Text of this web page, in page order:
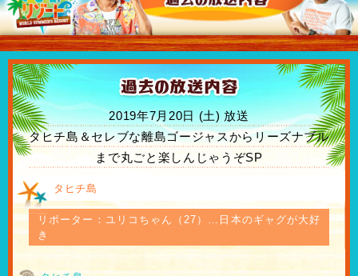
2019年7月20日 (土) 放送
タヒチ島＆セレブな離島ゴージャスからリーズナブル
まで丸ごと楽しんじゃうぞSP
タヒチ島
リポーター：ユリコちゃん（27）…日本のギャグが大好
き